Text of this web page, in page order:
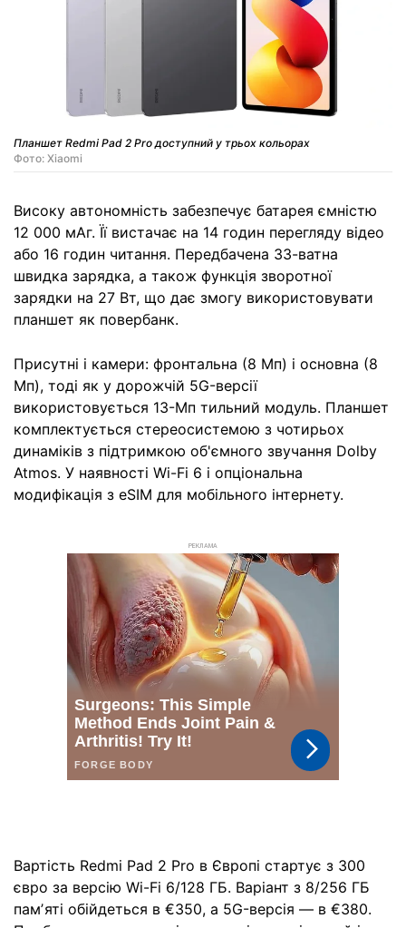
Планшет Redmi Pad 2 Pro доступний у трьох кольорах
Фото: Xiaomi
Високу автономність забезпечує батарея ємністю
12 000 мАг. Її вистачає на 14 годин перегляду відео
або 16 годин читання. Передбачена 33-ватна
швидка зарядка, а також функція зворотної
зарядки на 27 Вт, що дає змогу використовувати
планшет як повербанк.
Присутні і камери: фронтальна (8 Мп) і основна (8
Мп), тоді як у дорожчій 5G-версії
використовується 13-Мп тильний модуль. Планшет
комплектується стереосистемою з чотирьох
динаміків з підтримкою об'ємного звучання Dolby
Atmos. У наявності Wi-Fi 6 і опціональна
модифікація з eSIM для мобільного інтернету.
РЕКЛАМА
Вартість Redmi Pad 2 Pro в Європі стартує з 300
євро за версію Wi-Fi 6/128 ГБ. Варіант з 8/256 ГБ
памʼяті обійдеться в €350, а 5G-версія — в €380.